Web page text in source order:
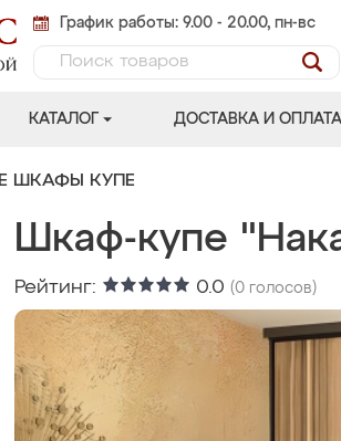
График работы: 9.00 - 20.00, пн-вс
КАТАЛОГ ДОСТАВКА И ОПЛАТА
ШКАФЫ КУПЕ
Шкаф-купе
Рейтинг: 0.0 (0 голосов)